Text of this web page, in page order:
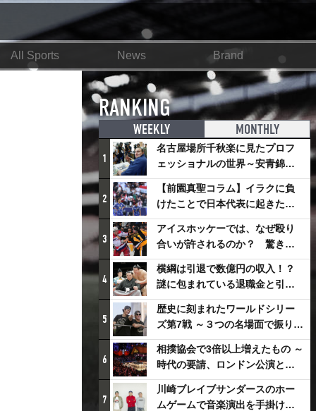
All Sports News Brand
RANKING
WEEKLY MONTHLY
1
名古屋場所千秋楽に見たプロフ
ェッショナルの世界～安青錦の
優勝を巡るさまざまなドラマ
2
【前園真聖コラム】イラクに負
けたことで日本代表に起きたプ
ラスとは
3
アイスホッケーでは、なぜ殴り
合いが許されるのか？ 驚きの
「ファイティング」ルールにつ
いて
4
横綱は引退で数億円の収入！？
謎に包まれている退職金と引退
相撲興行
5
歴史に刻まれたワールドシリー
ズ第7戦 ～３つの名場面で振り返
る～
6
相撲協会で3倍以上増えたもの ～
時代の要請、ロンドン公演と古
式大相撲
7
川崎ブレイブサンダースのホー
ムゲームで音楽演出を手掛ける